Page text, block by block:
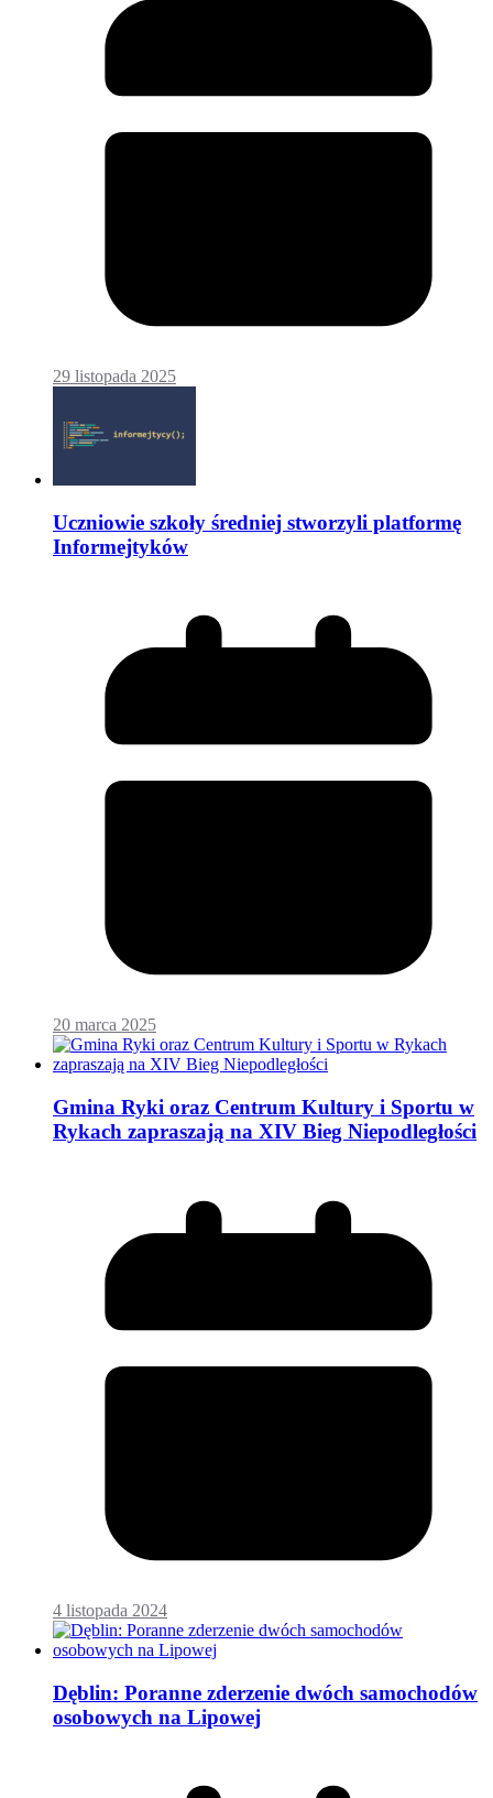
29 listopada 2025
Uczniowie szkoły średniej stworzyli platformę
Informejtyków
20 marca 2025
Gmina Ryki oraz Centrum Kultury i Sportu w
Rykach zapraszają na XIV Bieg Niepodległości
4 listopada 2024
Dęblin: Poranne zderzenie dwóch samochodów
osobowych na Lipowej